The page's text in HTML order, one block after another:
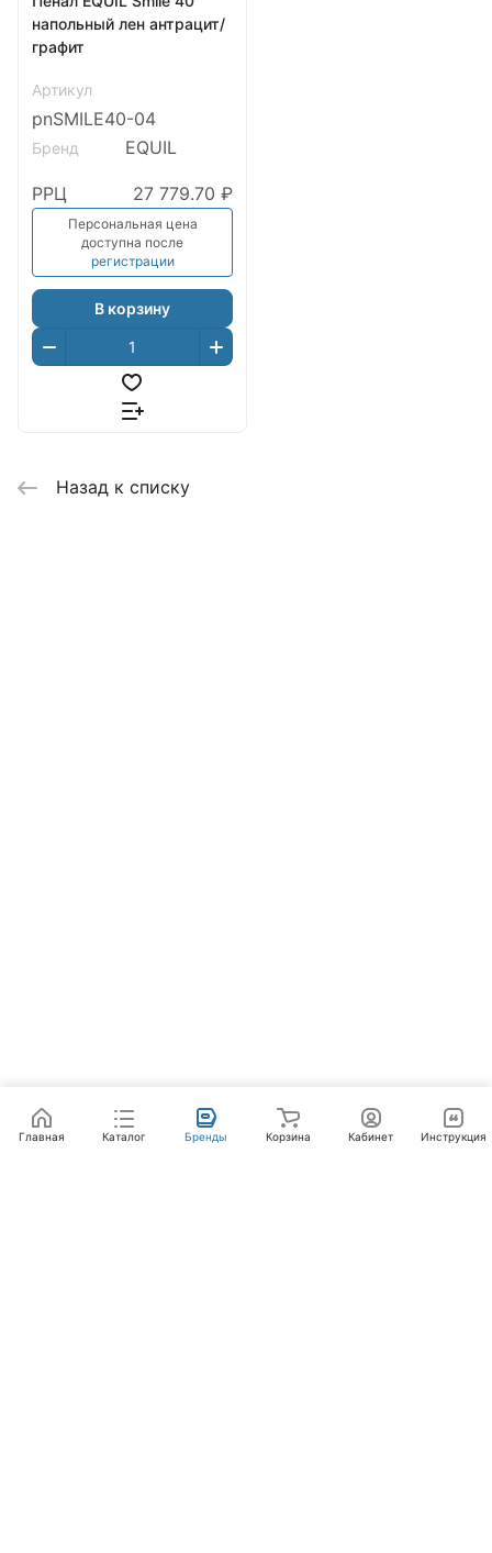
напольный лен антрацит/
графит
Артикул
pnSMILE40-04
Бренд EQUIL
РРЦ 27 779.70 ₽
Персональная цена
доступна после
регистрации
В корзину
Назад к списку
Главная Каталог Бренды Корзина Кабинет Инструкция